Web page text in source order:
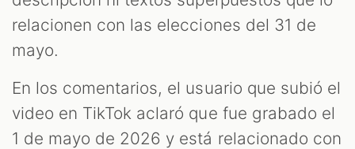
relacionen con las elecciones del 31 de
mayo.
En los comentarios, el usuario que subió el
video en TikTok aclaró que fue grabado el
1 de mayo de 2026 y está relacionado con